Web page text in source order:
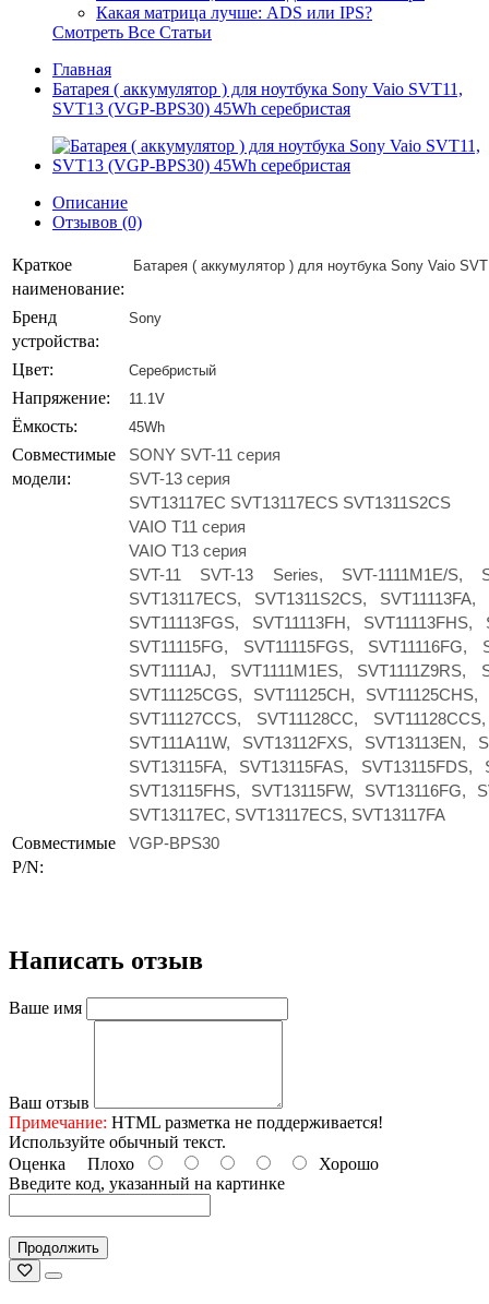
Какая матрица лучше: ADS или IPS?
Смотреть Все Статьи
Главная
Батарея ( аккумулятор ) для ноутбука Sony Vaio SVT11,
SVT13 (VGP-BPS30) 45Wh серебристая
Описание
Отзывов (0)
Краткое
наименование:
Батарея ( аккумулятор ) для ноутбука Sony Vaio
Бренд
устройства:
Sony
Цвет: Серебристый
Напряжение: 11.1V
Ёмкость: 45Wh
Совместимые
модели:
SONY SVT-11 серия
SVT-13 серия
SVT13117EC SVT13117ECS SVT1311S2CS
VAIO T11 серия
VAIO T13 серия
SVT-11 SVT-13 Series, SVT-1111M1E/S,
SVT13117ECS, SVT1311S2CS, SVT11113FA,
SVT11113FGS, SVT11113FH, SVT11113FHS,
SVT11115FG, SVT11115FGS, SVT11116FG,
SVT1111AJ, SVT1111M1ES, SVT1111Z9RS,
SVT11125CGS, SVT11125CH,
SVT11127CCS, SVT11128CC,
SVT111A11W, SVT13112FXS, SVT13113EN,
SVT13115FA, SVT13115FAS,
SVT13115FHS, SVT13115FW, SVT13116FG,
SVT13117EC, SVT13117ECS, SVT13117FA
Совместимые
P/N:
VGP-BPS30
Написать отзыв
Ваше имя
Ваш отзыв
Примечание: HTML разметка не поддерживается!
Используйте обычный текст.
Оценка Плохо
Хорошо
Введите код, указанный на картинке
Продолжить